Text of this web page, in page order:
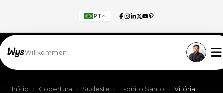
PT
Willkommen!
Início › Cobertura › Sudeste › Espírito Santo › Vitória